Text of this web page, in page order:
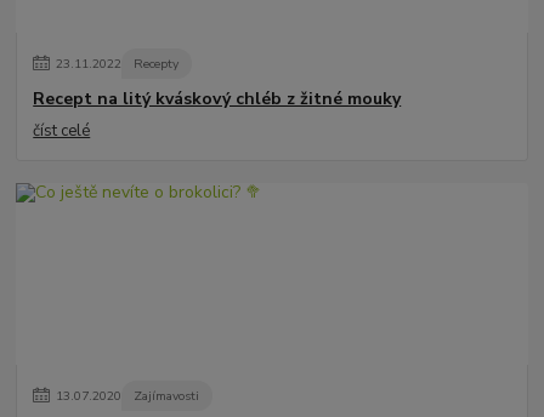
23.11.2022 Recepty
Recept na litý kváskový chléb z žitné mouky
číst celé
13.07.2020 Zajímavosti